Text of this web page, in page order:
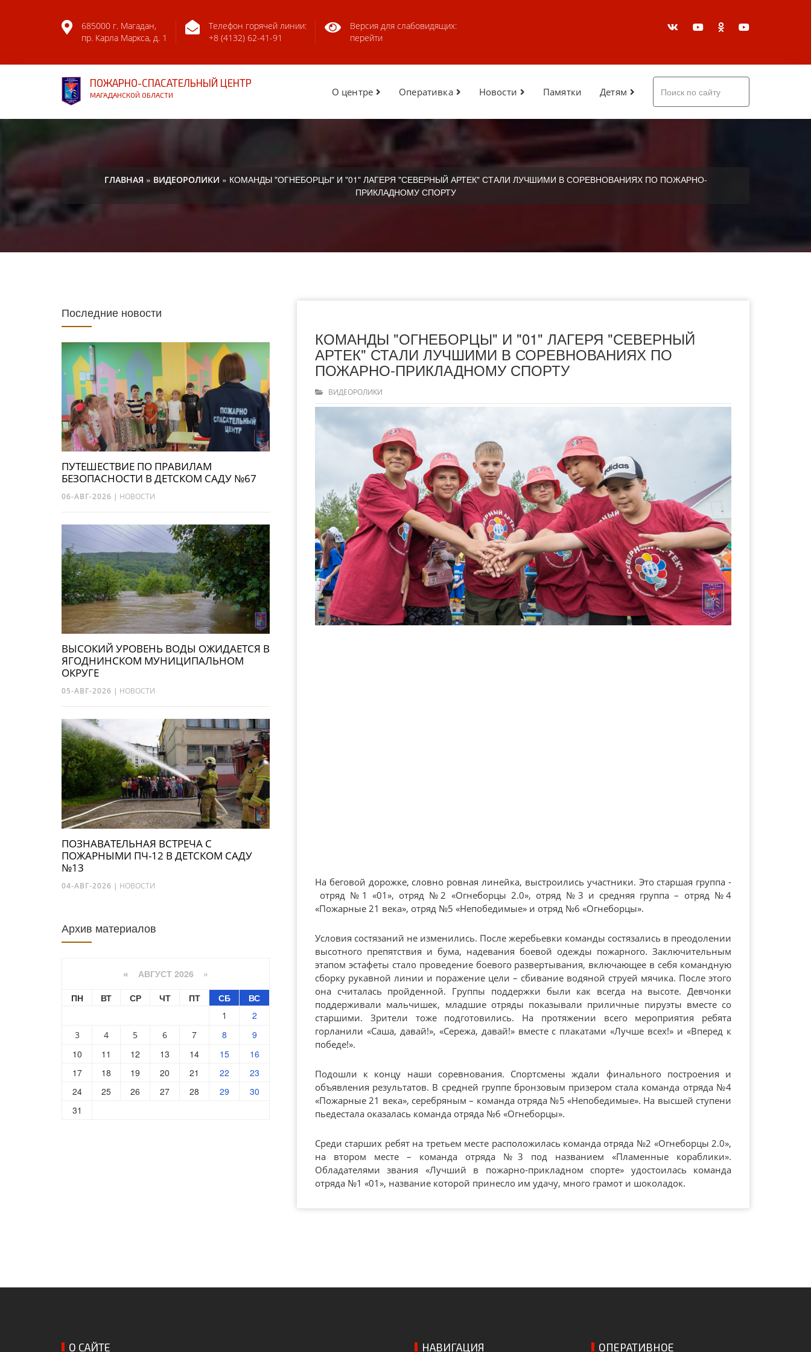
685000 г. Магадан,
пр. Карла Маркса, д. 1
Телефон горячей линии:
+8 (4132) 62-41-91
Версия для слабовидящих:
перейти
ПОЖАРНО-СПАСАТЕЛЬНЫЙ ЦЕНТР
МАГАДАНСКОЙ ОБЛАСТИ О центре Оперативка Новости Памятки Детям
ГЛАВНАЯ » ВИДЕОРОЛИКИ » КОМАНДЫ "ОГНЕБОРЦЫ" И "01" ЛАГЕРЯ "СЕВЕРНЫЙ АРТЕК" СТАЛИ ЛУЧШИМИ В СОРЕВНОВАНИЯХ ПО ПОЖАРНО-
ПРИКЛАДНОМУ СПОРТУ
КОМАНДЫ "ОГНЕБОРЦЫ" И "01" ЛАГЕРЯ "СЕВЕРНЫЙ
АРТЕК" СТАЛИ ЛУЧШИМИ В СОРЕВНОВАНИЯХ ПО
ПОЖАРНО-ПРИКЛАДНОМУ СПОРТУ
ВИДЕОРОЛИКИ
На беговой дорожке, словно ровная линейка, выстроились участники. Это старшая группа -
отряд №1 «01», отряд №2 «Огнеборцы 2.0», отряд №3 и средняя группа – отряд №4
«Пожарные 21 века», отряд №5 «Непобедимые» и отряд №6 «Огнеборцы».
Условия состязаний не изменились. После жеребьевки команды состязались в преодолении
высотного препятствия и бума, надевания боевой одежды пожарного. Заключительным
этапом эстафеты стало проведение боевого развертывания, включающее в себя командную
сборку рукавной линии и поражение цели – сбивание водяной струей мячика. После этого
она считалась пройденной. Группы поддержки были как всегда на высоте. Девчонки
поддерживали мальчишек, младшие отряды показывали приличные пируэты вместе со
старшими. Зрители тоже подготовились. На протяжении всего мероприятия ребята
горланили «Саша, давай!», «Сережа, давай!» вместе с плакатами «Лучше всех!» и «Вперед к
победе!».
Подошли к концу наши соревнования. Спортсмены ждали финального построения и
объявления результатов. В средней группе бронзовым призером стала команда отряда №4
«Пожарные 21 века», серебряным – команда отряда №5 «Непобедимые». На высшей ступени
пьедестала оказалась команда отряда №6 «Огнеборцы».
Среди старших ребят на третьем месте расположилась команда отряда №2 «Огнеборцы 2.0»,
на втором месте – команда отряда №3 под названием «Пламенные кораблики».
Обладателями звания «Лучший в пожарно-прикладном спорте» удостоилась команда
отряда №1 «01», название которой принесло им удачу, много грамот и шоколадок.
Последние новости
ПУТЕШЕСТВИЕ ПО ПРАВИЛАМ
БЕЗОПАСНОСТИ В ДЕТСКОМ САДУ №67
06-АВГ-2026 | НОВОСТИ
ВЫСОКИЙ УРОВЕНЬ ВОДЫ ОЖИДАЕТСЯ В
ЯГОДНИНСКОМ МУНИЦИПАЛЬНОМ
ОКРУГЕ
05-АВГ-2026 | НОВОСТИ
ПОЗНАВАТЕЛЬНАЯ ВСТРЕЧА С
ПОЖАРНЫМИ ПЧ-12 В ДЕТСКОМ САДУ
№13
04-АВГ-2026 | НОВОСТИ
Архив материалов
« АВГУСТ 2026 »
ПН
ВТ СР ЧТ ПТ СБ ВС
1 2
3 4 5 6 7 8
9
10
11 12 13 14 15
16
17
18 19 20 21 22
23
24
25 26 27 28 29
30
31
О САЙТЕ НАВИГАЦИЯ ОПЕРАТИВНОЕ